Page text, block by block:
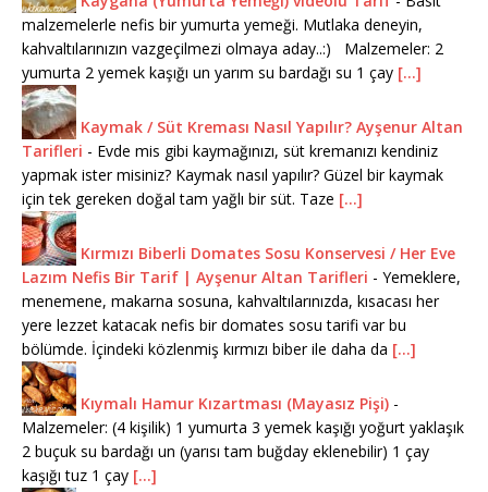
malzemelerle nefis bir yumurta yemeği. Mutlaka deneyin,
kahvaltılarınızın vazgeçilmezi olmaya aday..:) Malzemeler: 2
yumurta 2 yemek kaşığı un yarım su bardağı su 1 çay [...]
Kaymak / Süt Kreması Nasıl Yapılır? Ayşenur Altan
Tarifleri - Evde mis gibi kaymağınızı, süt kremanızı kendiniz
yapmak ister misiniz? Kaymak nasıl yapılır? Güzel bir kaymak
için tek gereken doğal tam yağlı bir süt. Taze [...]
Kırmızı Biberli Domates Sosu Konservesi / Her Eve
Lazım Nefis Bir Tarif | Ayşenur Altan Tarifleri - Yemeklere,
menemene, makarna sosuna, kahvaltılarınızda, kısacası her
yere lezzet katacak nefis bir domates sosu tarifi var bu
bölümde. İçindeki közlenmiş kırmızı biber ile daha da [...]
Kıymalı Hamur Kızartması (Mayasız Pişi) -
Malzemeler: (4 kişilik) 1 yumurta 3 yemek kaşığı yoğurt yaklaşık
2 buçuk su bardağı un (yarısı tam buğday eklenebilir) 1 çay
kaşığı tuz 1 çay [...]